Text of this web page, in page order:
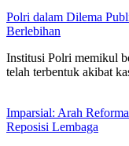
Polri dalam Dilema
Berlebihan
Institusi Polri memikul
telah terbentuk akibat
Imparsial: Arah
Reposisi Lembaga